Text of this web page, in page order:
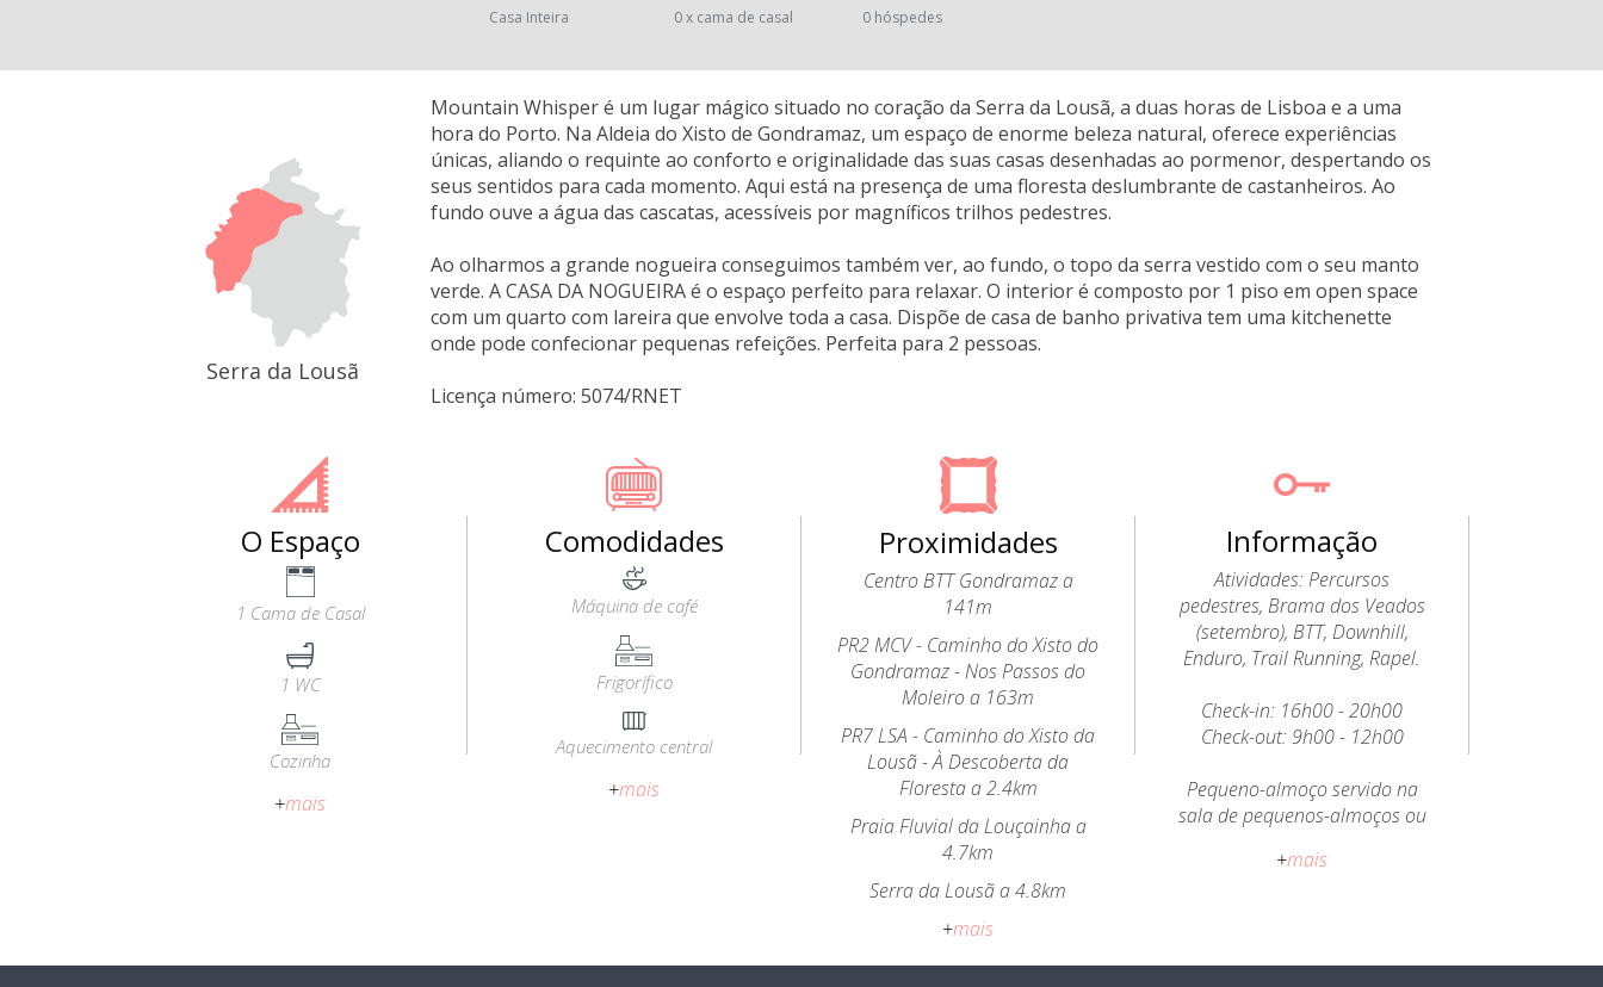
Casa Inteira 0 x cama de casal 0 hóspedes
Serra da Lousã
Mountain Whisper é um lugar mágico situado no coração da Serra da Lousã, a duas horas de Lisboa e a uma
hora do Porto. Na Aldeia do Xisto de Gondramaz, um espaço de enorme beleza natural, oferece experiências
únicas, aliando o requinte ao conforto e originalidade das suas casas desenhadas ao pormenor, despertando os
seus sentidos para cada momento. Aqui está na presença de uma floresta deslumbrante de castanheiros. Ao
fundo ouve a água das cascatas, acessíveis por magníficos trilhos pedestres.
Ao olharmos a grande nogueira conseguimos também ver, ao fundo, o topo da serra vestido com o seu manto
verde. A CASA DA NOGUEIRA é o espaço perfeito para relaxar. O interior é composto por 1 piso em open space
com um quarto com lareira que envolve toda a casa. Dispõe de casa de banho privativa tem uma kitchenette
onde pode confecionar pequenas refeições. Perfeita para 2 pessoas.
Licença número: 5074/RNET
O Espaço
1 Cama de Casal
1 WC
Cozinha
+mais
Comodidades
Máquina de café
Frigorífico
Aquecimento central
+mais
Proximidades
Centro BTT Gondramaz a
141m
PR2 MCV - Caminho do Xisto do
Gondramaz - Nos Passos do
Moleiro a 163m
PR7 LSA - Caminho do Xisto da
Lousã - À Descoberta da
Floresta a 2.4km
Praia Fluvial da Louçainha a
4.7km
Serra da Lousã a 4.8km
+mais
Informação
Atividades: Percursos
pedestres, Brama dos Veados
(setembro), BTT, Downhill,
Enduro, Trail Running, Rapel.
Check-in: 16h00 - 20h00
Check-out: 9h00 - 12h00
Pequeno-almoço servido na
sala de pequenos-almoços ou
de check-in.
+mais